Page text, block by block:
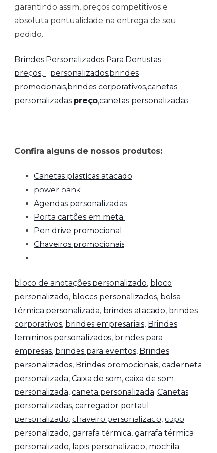
garantindo assim, preços competitivos e
absoluta pontualidade na entrega de seu
pedido.
Brindes Personalizados Para Dentistas
preços,
personalizados,brindes
promocionais,brindes corporativos,canetas
personalizadas preço,canetas personalizadas
Confira alguns de nossos produtos:
Canetas plásticas atacado
power bank
Agendas personalizadas
Porta cartões em metal
Pen drive promocional
Chaveiros promocionais
bloco de anotações personalizado, bloco
personalizado, blocos personalizados, bolsa
térmica personalizada, brindes atacado, brindes
corporativos, brindes empresariais, Brindes
femininos personalizados, brindes para
empresas, brindes para eventos, Brindes
personalizados, Brindes promocionais, caderneta
personalizada, Caixa de som, caixa de som
personalizada, caneta personalizada, Canetas
personalizadas, carregador portatil
personalizado, chaveiro personalizado, copo
personalizado, garrafa térmica, garrafa térmica
personalizado, lápis personalizado, mochila